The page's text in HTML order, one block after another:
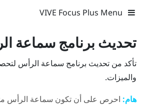
VIVE Focus Plus Menu
تحديث برنامج سماعة
تأكد من تحديث برنامج سماعة الرأس
والميزات.
هام: احرص على أن تكون سماعة الرأس